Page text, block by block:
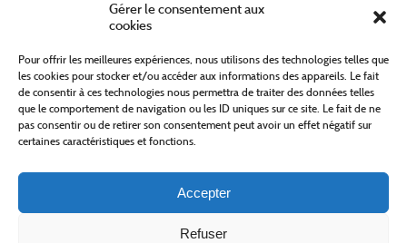
Gérer le consentement aux
cookies
Pour offrir les meilleures expériences, nous utilisons des technologies telles que
les cookies pour stocker et/ou accéder aux informations des appareils. Le fait
de consentir à ces technologies nous permettra de traiter des données telles
que le comportement de navigation ou les ID uniques sur ce site. Le fait de ne
pas consentir ou de retirer son consentement peut avoir un effet négatif sur
certaines caractéristiques et fonctions.
Accepter
Refuser
Site internet cofinancé par le fonds européen agricole pour le développement rural
L'Europe investit dans les zones rurales
Office de Tourisme des Cévennes au Mont Lozère